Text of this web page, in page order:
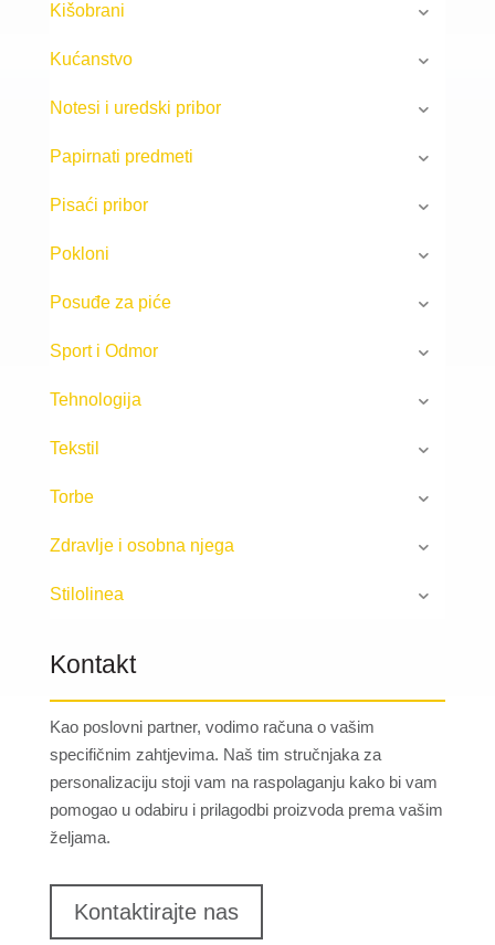
Kišobrani
Kućanstvo
Notesi i uredski pribor
Papirnati predmeti
Pisaći pribor
Pokloni
Posuđe za piće
Sport i Odmor
Tehnologija
Tekstil
Torbe
Zdravlje i osobna njega
Stilolinea
Kontakt
Kao poslovni partner, vodimo računa o vašim
specifičnim zahtjevima. Naš tim stručnjaka za
personalizaciju stoji vam na raspolaganju kako bi vam
pomogao u odabiru i prilagodbi proizvoda prema vašim
željama.
Kontaktirajte nas